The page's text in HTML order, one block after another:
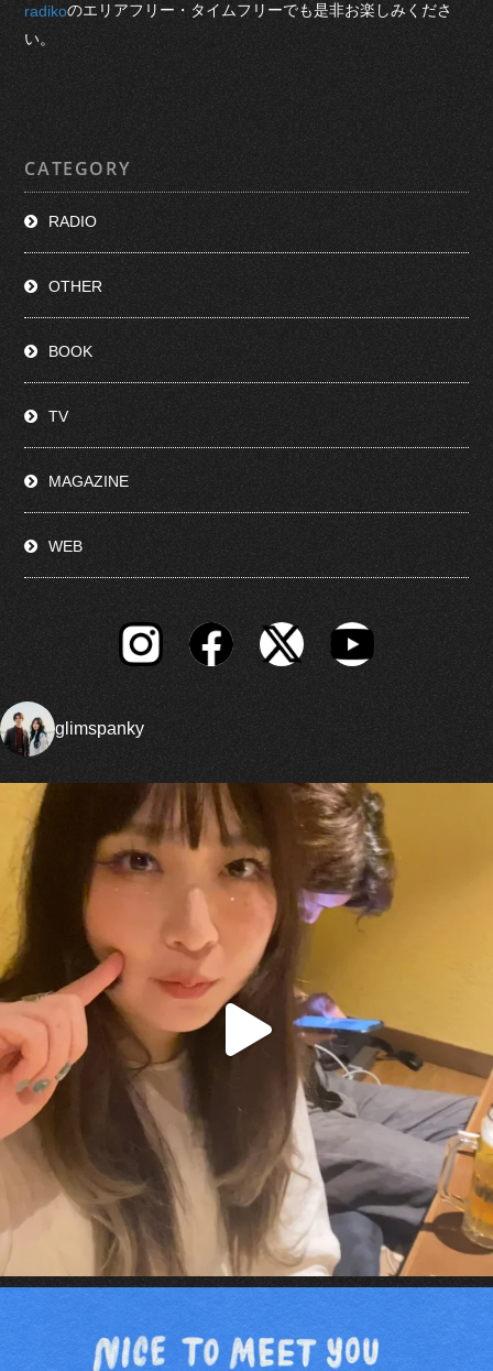
radikoのエリアフリー・タイムフリーでも是非お楽しみくださ
い。
CATEGORY
RADIO
OTHER
BOOK
TV
MAGAZINE
WEB
glimspanky